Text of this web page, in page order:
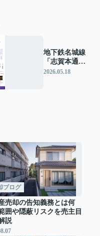
地下鉄名城線
「志賀本通」
駅周辺のエリ
2026.05.18
ブログ
売却の告知義務とは何
囲や隠蔽リスクを売主目
説